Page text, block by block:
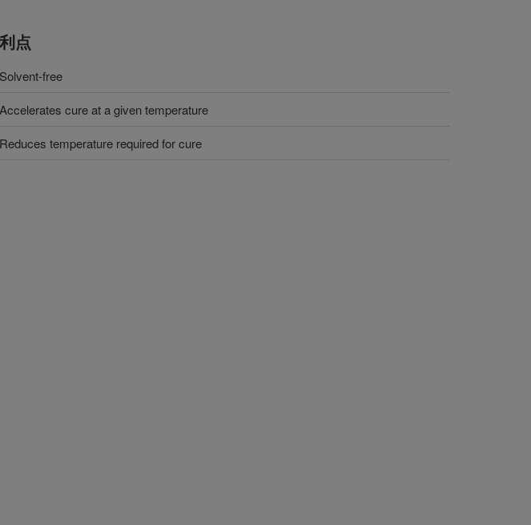
利点
Solvent-free
Accelerates cure at a given temperature
Reduces temperature required for cure